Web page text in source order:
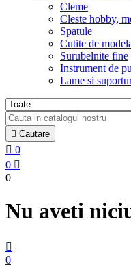
Cleme
Cleste hobby,
Spatule
Cutite de
Surubelnite fine
Instrument de
Lame si
 Cautare
 0
0 
0
Nu aveti

0